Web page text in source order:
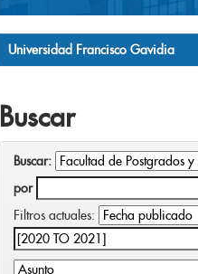
Universidad Francisco Gavidia
Buscar
Buscar:
por
Filtros actuales: